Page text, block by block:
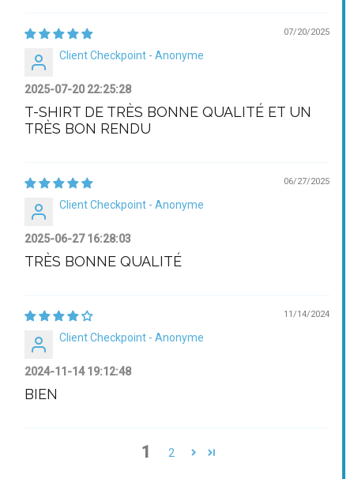
07/20/2025
Client Checkpoint - Anonyme
2025-07-20 22:25:28
T-SHIRT DE TRÈS BONNE QUALITÉ ET UN
TRÈS BON RENDU
06/27/2025
Client Checkpoint - Anonyme
2025-06-27 16:28:03
TRÈS BONNE QUALITÉ
11/14/2024
Client Checkpoint - Anonyme
2024-11-14 19:12:48
BIEN
1 2